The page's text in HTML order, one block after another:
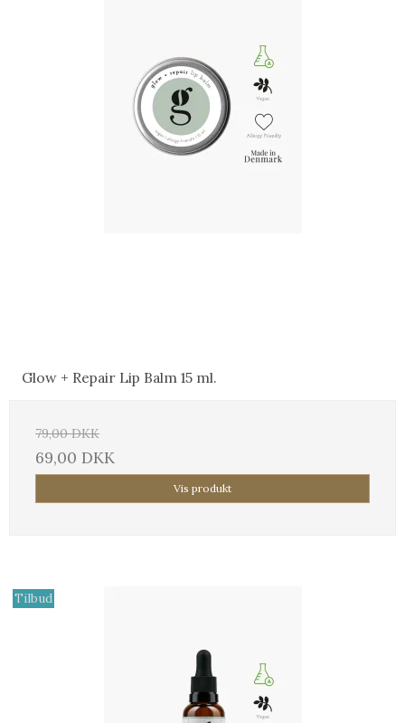
Glow + Repair Lip Balm 15 ml.
79,00 DKK
69,00 DKK
Vis produkt
Tilbud